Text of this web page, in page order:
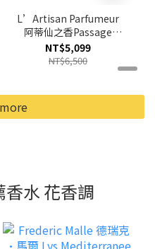
L’Artisan Parfumeur
阿蒂仙之香Passage
d’Enfer 冥府之路淡香
水 EDT 100ml
NT$5,099
NT$6,500
香水 花香調